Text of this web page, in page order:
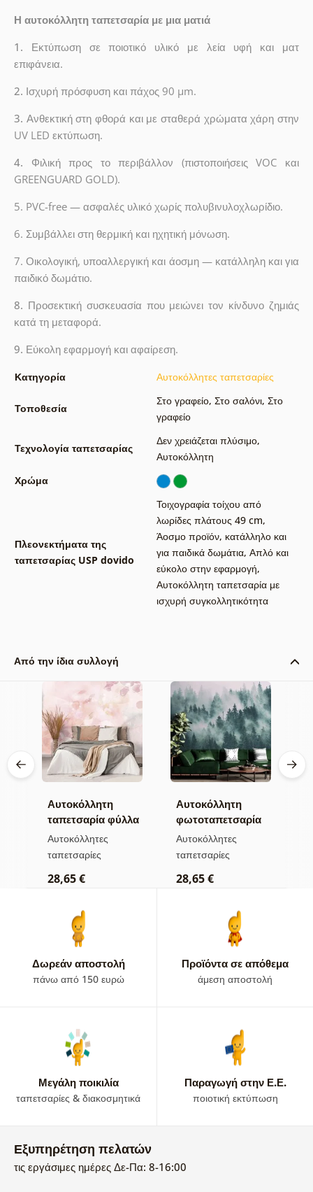
Η αυτοκόλλητη ταπετσαρία με μια ματιά
1. Εκτύπωση σε ποιοτικό υλικό με λεία υφή και ματ
επιφάνεια.
2. Ισχυρή πρόσφυση και πάχος 90 µm.
3. Ανθεκτική στη φθορά και με σταθερά χρώματα χάρη στην
UV LED εκτύπωση.
4. Φιλική προς το περιβάλλον (πιστοποιήσεις VOC και
GREENGUARD GOLD).
5. PVC-free — ασφαλές υλικό χωρίς πολυβινυλοχλωρίδιο.
6. Συμβάλλει στη θερμική και ηχητική μόνωση.
7. Οικολογική, υποαλλεργική και άοσμη — κατάλληλη και για
παιδικό δωμάτιο.
8. Προσεκτική συσκευασία που μειώνει τον κίνδυνο ζημιάς
κατά τη μεταφορά.
9. Εύκολη εφαρμογή και αφαίρεση.
Κατηγορία Αυτοκόλλητες ταπετσαρίες
Τοποθεσία
Στο γραφείο, Στο σαλόνι, Στο
γραφείο
Τεχνολογία ταπετσαρίας
Δεν χρειάζεται πλύσιμο,
Αυτοκόλλητη
Χρώμα
Πλεονεκτήματα της
ταπετσαρίας USP dovido
Τοιχογραφία τοίχου από
λωρίδες πλάτους 49 cm,
Άοσμο προϊόν, κατάλληλο και
για παιδικά δωμάτια, Απλό και
εύκολο στην εφαρμογή,
Αυτοκόλλητη ταπετσαρία με
ισχυρή συγκολλητικότητα
Από την ίδια συλλογή
Αυτοκόλλητη
ταπετσαρία φύλλα
με παστέλ
απόχρωση
Αυτοκόλλητες
ταπετσαρίες
28,65 €
Αυτοκόλλητη
φωτοταπετσαρία
δάσος στην ομίχλη
Αυτοκόλλητες
ταπετσαρίες
28,65 €
Δωρεάν αποστολή
πάνω από 150 ευρώ
Προϊόντα σε απόθεμα
άμεση αποστολή
Μεγάλη ποικιλία
ταπετσαρίες & διακοσμητικά
Παραγωγή στην Ε.Ε.
ποιοτική εκτύπωση
Εξυπηρέτηση πελατών
τις εργάσιμες ημέρες Δε-Πα: 8-16:00